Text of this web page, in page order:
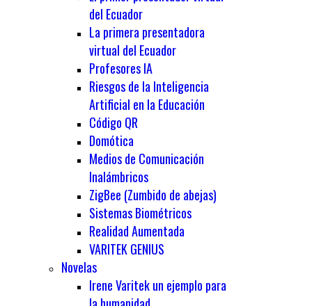
del Ecuador
La primera presentadora
virtual del Ecuador
Profesores IA
Riesgos de la Inteligencia
Artificial en la Educación
Código QR
Domótica
Medios de Comunicación
Inalámbricos
ZigBee (Zumbido de abejas)
Sistemas Biométricos
Realidad Aumentada
VARITEK GENIUS
Novelas
Irene Varitek un ejemplo para